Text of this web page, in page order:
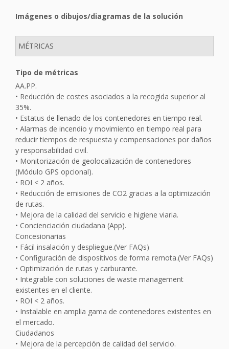
Imágenes o dibujos/diagramas de la solución
MÉTRICAS
Tipo de métricas
AA.PP.
• Reducción de costes asociados a la recogida superior al
35%.
• Estatus de llenado de los contenedores en tiempo real.
• Alarmas de incendio y movimiento en tiempo real para
reducir tiempos de respuesta y compensaciones por daños
y responsabilidad civil.
• Monitorización de geolocalización de contenedores
(Módulo GPS opcional).
• ROI < 2 años.
• Reducción de emisiones de CO2 gracias a la optimización
de rutas.
• Mejora de la calidad del servicio e higiene viaria.
• Concienciación ciudadana (App).
Concesionarias
• Fácil insalación y despliegue.(Ver FAQs)
• Configuración de dispositivos de forma remota.(Ver FAQs)
• Optimización de rutas y carburante.
• Integrable con soluciones de waste management
existentes en el cliente.
• ROI < 2 años.
• Instalable en amplia gama de contenedores existentes en
el mercado.
Ciudadanos
• Mejora de la percepción de calidad del servicio.